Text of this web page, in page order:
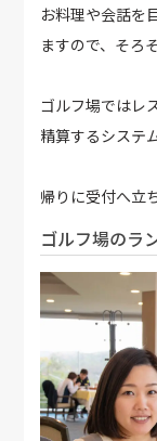
お料理や会話を
ますので、そろ
ゴルフ場ではレ
精算するシステ
帰りに受付へ立
ゴルフ場のラ